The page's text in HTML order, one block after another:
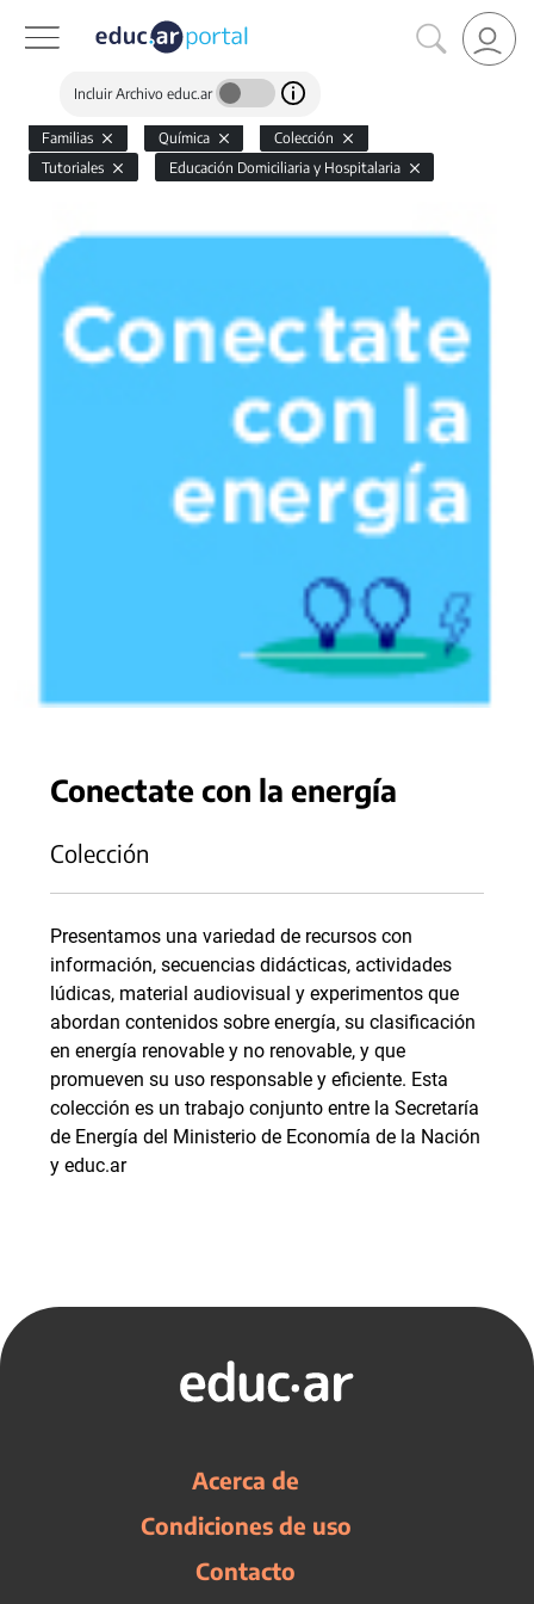
Incluir Archivo educ.ar
Familias Química
Colección
Tutoriales
Educación Domiciliaria y Hospitalaria
Conectate con la energía
Colección
Presentamos una variedad de recursos con
información, secuencias didácticas, actividades
lúdicas, material audiovisual y experimentos que
abordan contenidos sobre energía, su clasificación
en energía renovable y no renovable, y que
promueven su uso responsable y eficiente. Esta
colección es un trabajo conjunto entre la Secretaría
de Energía del Ministerio de Economía de la Nación
y educ.ar
Acerca de
Condiciones de uso
Contacto